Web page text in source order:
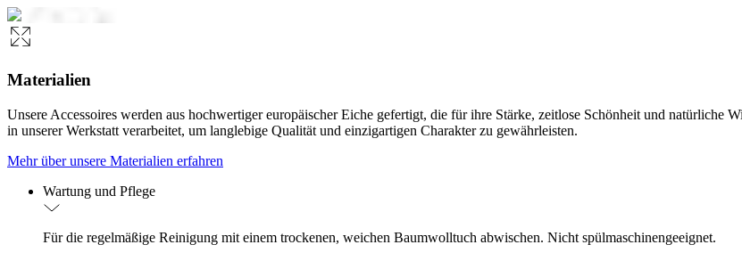
Materialien
Unsere Accessoires werden aus hochwertiger europäischer Eiche gefertigt, die für ihre Stärke, zeitlose Schönheit und natürliche
in unserer Werkstatt verarbeitet, um langlebige Qualität und einzigartigen Charakter zu gewährleisten.
Mehr über unsere Materialien erfahren
Wartung und Pflege
Für die regelmäßige Reinigung mit einem trockenen, weichen Baumwolltuch abwischen. Nicht spülmaschinengeeignet.